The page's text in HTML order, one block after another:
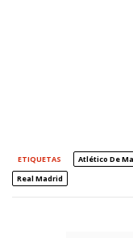
ETIQUETAS Atlético De
Real Madrid